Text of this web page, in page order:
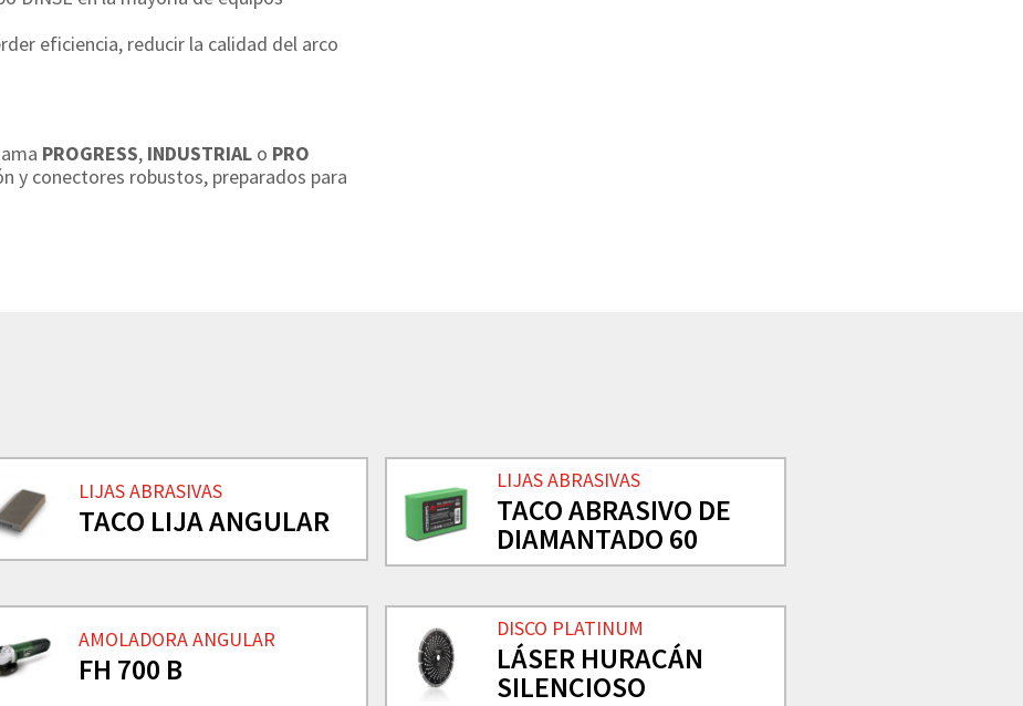
eficiencia, reducir la calidad del arco
PROGRESS, INDUSTRIAL o PRO
y conectores robustos, preparados para
LIJAS ABRASIVAS
TACO LIJA ANGULAR
LIJAS ABRASIVAS
TACO ABRASIVO DE
DIAMANTADO 60
AMOLADORA ANGULAR
FH 700 B
DISCO PLATINUM
LÁSER HURACÁN
SILENCIOSO